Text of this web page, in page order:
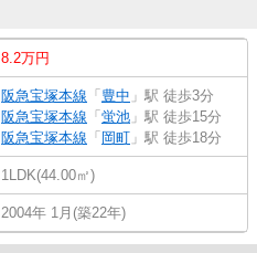
8.2万円
阪急宝塚本線 「 豊中 」駅 徒歩3分
阪急宝塚本線 「 蛍池 」駅 徒歩15分
阪急宝塚本線 「 岡町 」駅 徒歩18分
1LDK(44.00㎡)
2004年 1月(築22年)